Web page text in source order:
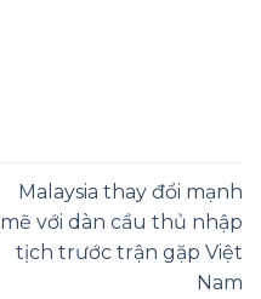
Malaysia thay đổi mạnh
mẽ với dàn cầu thủ nhập
tịch trước trận gặp Việt
Nam